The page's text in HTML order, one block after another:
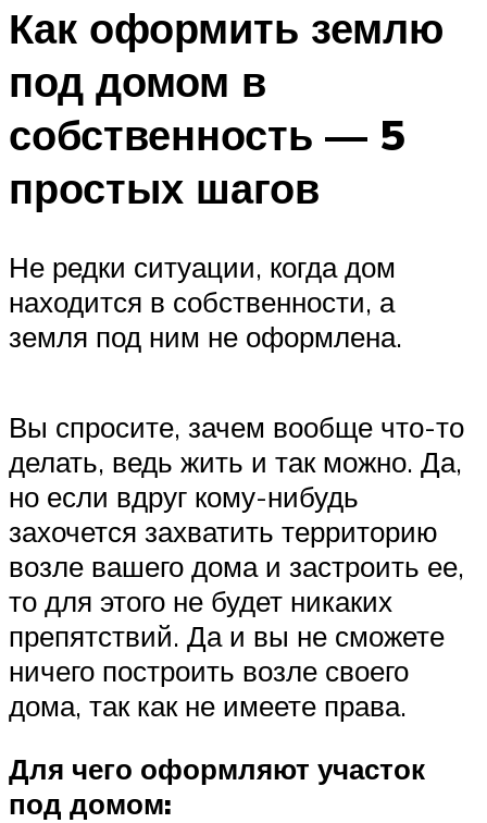
Как оформить землю
под домом в
собственность — 5
простых шагов
Не редки ситуации, когда дом
находится в собственности, а
земля под ним не оформлена.
Вы спросите, зачем вообще что-то
делать, ведь жить и так можно. Да,
но если вдруг кому-нибудь
захочется захватить территорию
возле вашего дома и застроить ее,
то для этого не будет никаких
препятствий. Да и вы не сможете
ничего построить возле своего
дома, так как не имеете права.
Для чего оформляют участок
под домом: